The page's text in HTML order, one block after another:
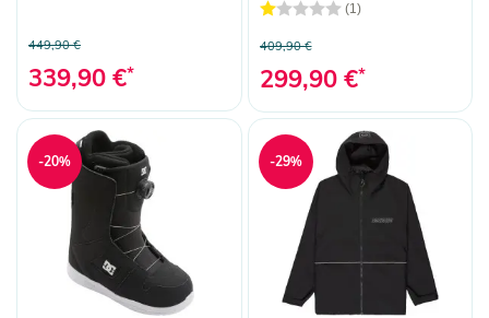
449,90 €
339,90 €*
(1)
409,90 €
299,90 €*
-20% -29%